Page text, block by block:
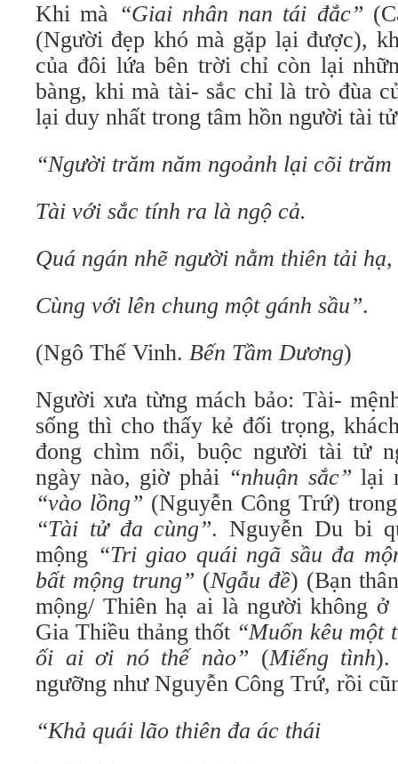
Khi mà “Giai nhân nan tái đắc”
(Người đẹp khó mà gặp lại được),
của đôi lứa bên trời chỉ còn lại
bàng, khi mà tài- sắc chỉ là trò đùa
lại duy nhất trong tâm hồn người tài
“Người trăm năm ngoảnh lại cõi trăm
Tài với sắc tính ra là ngộ cả.
Quá ngán nhẽ người nằm thiên tải hạ,
Cùng với lên chung một gánh sầu”.
(Ngô Thế Vinh. Bến Tầm Dương)
Người xưa từng mách bảo: Tài-
sống thì cho thấy kẻ đối trọng,
đong chìm nổi, buộc người tài tử
ngày nào, giờ phải “nhuận sắc” lại
“vào lồng” (Nguyễn Công Trứ)
“Tài tử đa cùng”. Nguyễn Du bi
mộng “Tri giao quái ngã sầu đa
bất mộng trung” (Ngẫu đề) (Bạn
mộng/ Thiên hạ ai là người không ở
Gia Thiều thảng thốt “Muốn kêu một
ối ai ơi nó thế nào” (Miếng tình).
ngưỡng như Nguyễn Công Trứ, rồi
“Khả quái lão thiên đa ác thái